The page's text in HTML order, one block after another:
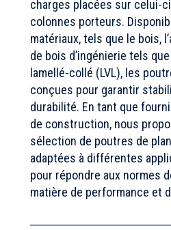
charges placées sur celui-
colonnes porteurs.
matériaux, tels que le bois,
de bois d’ingénierie tels
lamellé-collé (LVL), les
conçues pour garantir
durabilité. En tant que
de construction, nous
sélection de poutres de
adaptées à différentes
pour répondre aux normes
matière de performance et